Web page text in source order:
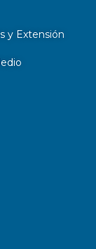
y Extensión